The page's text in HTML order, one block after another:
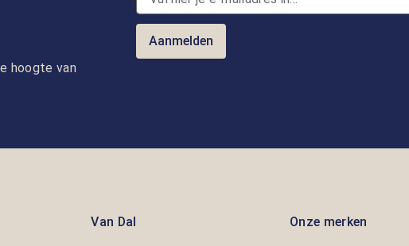
hoogte van
Aanmelden
Van Dal Onze merken